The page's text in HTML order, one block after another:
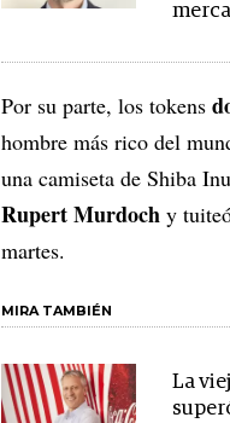
Por su parte, los tokens
hombre más rico del
una camiseta de Shiba
Rupert Murdoch y
martes.
MIRA TAMBIÉN
La